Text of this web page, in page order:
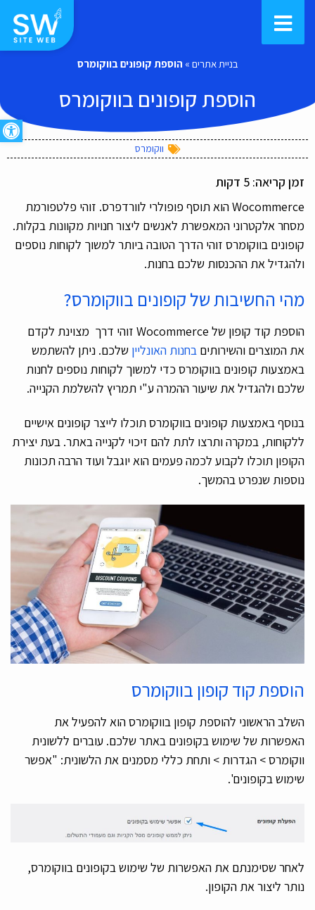
פתח
בניית אתרים » הוספת קופונים בווקומרס
הוספת קופונים בווקומרס
ווקומרס
זמן קריאה: 5 דקות
Wocommerce הוא תוסף פופולרי לוורדפרס. זוהי פלטפורמת
מסחר אלקטרוני המאפשרת לאנשים ליצור חנויות מקוונות בקלות.
קופונים בווקומרס זוהי הדרך הטובה ביותר למשוך לקוחות נוספים
ולהגדיל את ההכנסות שלכם בחנות.
מהי החשיבות של קופונים בווקומרס?
הוספת קוד קופון של Wocommerce זוהי דרך מצוינת לקדם
את המוצרים והשירותים בחנות האונליין שלכם. ניתן להשתמש
באמצעות קופונים בווקומרס כדי למשוך לקוחות נוספים לחנות
שלכם ולהגדיל את שיעור ההמרה ע"י תמריץ להשלמת הקנייה.
בנוסף באמצעות קופונים בווקומרס תוכלו לייצר קופונים אישיים
ללקוחות, במקרה ותרצו לתת להם זיכוי לקנייה באתר. בעת יצירת
הקופון תוכלו לקבוע לכמה פעמים הוא יוגבל ועוד הרבה תכונות
נוספות שנפרט בהמשך.
הוספת קוד קופון בווקומרס
השלב הראשוני להוספת קופון בווקומרס הוא להפעיל את
האפשרות של שימוש בקופונים באתר שלכם. עוברים ללשונית
ווקומרס > הגדרות > ותחת כללי מסמנים את הלשונית: "אפשר
שימוש בקופונים'.
לאחר שסימנתם את האפשרות של שימוש בקופונים בווקומרס,
נותר ליצור את הקופון.